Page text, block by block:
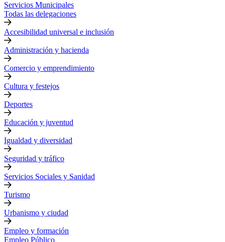
Servicios Municipales
Todas las delegaciones
Accesibilidad universal e inclusión
Administración y hacienda
Comercio y emprendimiento
Cultura y festejos
Deportes
Educación y juventud
Igualdad y diversidad
Seguridad y tráfico
Servicios Sociales y Sanidad
Turismo
Urbanismo y ciudad
Empleo y formación
Empleo Público